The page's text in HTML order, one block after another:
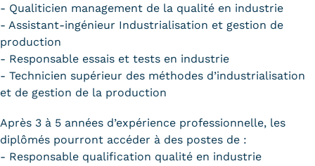
- Qualiticien management de la qualité en industrie
- Assistant-ingénieur Industrialisation et gestion de
production
- Responsable essais et tests en industrie
- Technicien supérieur des méthodes d’industrialisation
et de gestion de la production
Après 3 à 5 années d’expérience professionnelle, les
diplômés pourront accéder à des postes de :
- Responsable qualification qualité en industrie